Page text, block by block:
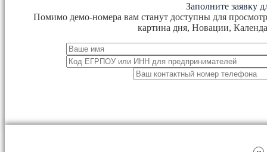
Заполните заявку
Помимо демо-номера вам станут доступны для
картина дня, Новации,